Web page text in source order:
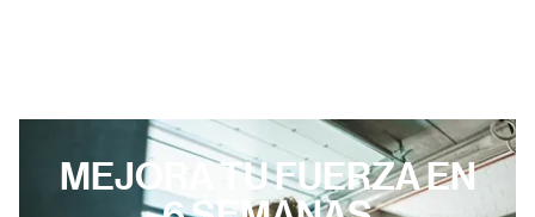
MEJORA TU FUERZA EN